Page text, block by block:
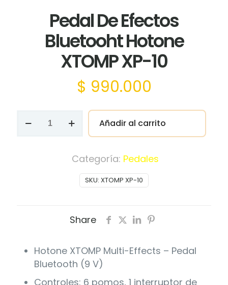
Pedal De Efectos
Bluetooht Hotone
XTOMP XP-10
$ 990.000
Añadir al carrito
SKU: XTOMP XP-10
Categoría: Pedales
Share
Hotone XTOMP Multi-Effects – Pedal
Bluetooth (9 V)
Controles: 6 pomos, 1 interruptor de